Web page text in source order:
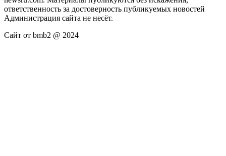
ответственность за достоверность публикуемых новостей
Администрация сайта не несёт.
Сайт от bmb2 @ 2024